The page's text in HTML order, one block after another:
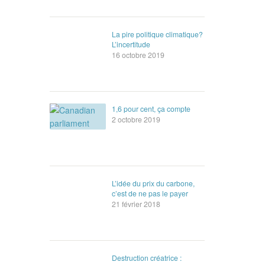
La pire politique climatique?
L’incertitude
16 octobre 2019
1,6 pour cent, ça compte
2 octobre 2019
L’idée du prix du carbone,
c’est de ne pas le payer
21 février 2018
Destruction créatrice :